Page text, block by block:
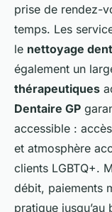
prise de rendez-
temps. Les
le nettoyage
également un
thérapeutiques
Dentaire GP
accessible :
et atmosphère
clients LGBTQ+.
débit, paiements
pratique jusqu’au